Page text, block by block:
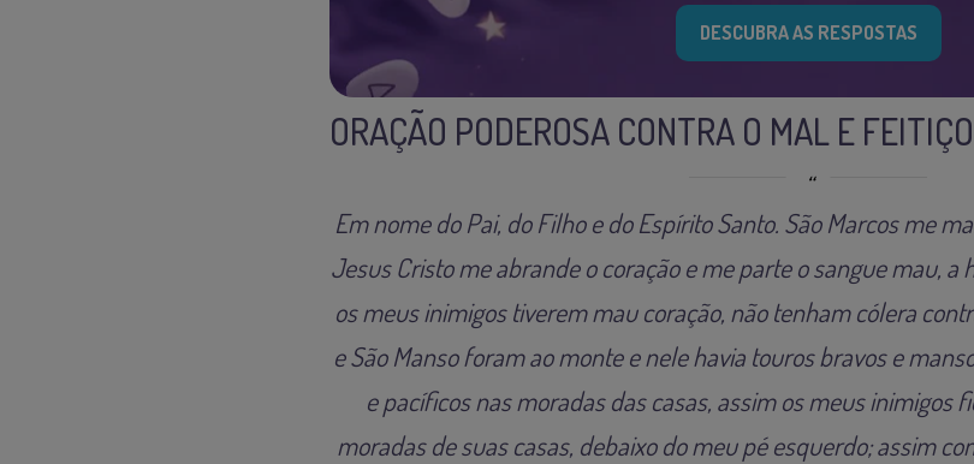
DESCUBRA AS RESPOSTAS
ORAÇÃO PODEROSA CONTRA O MAL E
Em nome do Pai, do Filho e do Espírito Santo. São Marcos me
Jesus Cristo me abrande o coração e me parte o sangue mau, a
os meus inimigos tiverem mau coração, não tenham cólera
e São Manso foram ao monte e nele havia touros bravos e
e pacíficos nas moradas das casas, assim os meus inimigos
moradas de suas casas, debaixo do meu pé esquerdo; assim